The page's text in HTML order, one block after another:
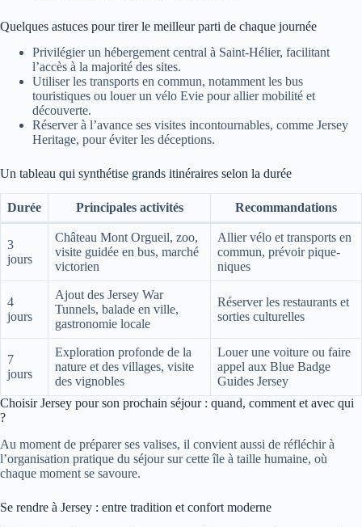
Quelques astuces pour tirer le meilleur parti de chaque journée
Privilégier un hébergement central à Saint-Hélier, facilitant
l’accès à la majorité des sites.
Utiliser les transports en commun, notamment les bus
touristiques ou louer un vélo Evie pour allier mobilité et
découverte.
Réserver à l’avance ses visites incontournables, comme Jersey
Heritage, pour éviter les déceptions.
Un tableau qui synthétise grands itinéraires selon la durée
Durée Principales activités Recommandations
3
jours
Château Mont Orgueil, zoo,
visite guidée en bus, marché
victorien
Allier vélo et transports en
commun, prévoir pique-
niques
4
jours
Ajout des Jersey War
Tunnels, balade en ville,
gastronomie locale
Réserver les restaurants et
sorties culturelles
7
jours
Exploration profonde de la
nature et des villages, visite
des vignobles
Louer une voiture ou faire
appel aux Blue Badge
Guides Jersey
Choisir Jersey pour son prochain séjour : quand, comment et avec qui
?
Au moment de préparer ses valises, il convient aussi de réfléchir à
l’organisation pratique du séjour sur cette île à taille humaine, où
chaque moment se savoure.
Se rendre à Jersey : entre tradition et confort moderne